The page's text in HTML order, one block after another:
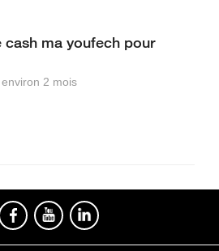
cash ma youfech pour
2 mois